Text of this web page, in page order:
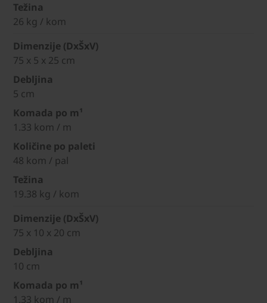
Težina
26 kg / kom
Dimenzije (DxŠxV)
75 x 5 x 25 cm
Debljina
5 cm
Komada po m¹
1.33 kom / m
Količine po paleti
48 kom / pal
Težina
19.38 kg / kom
Dimenzije (DxŠxV)
75 x 10 x 20 cm
Debljina
10 cm
Komada po m¹
1.33 kom / m